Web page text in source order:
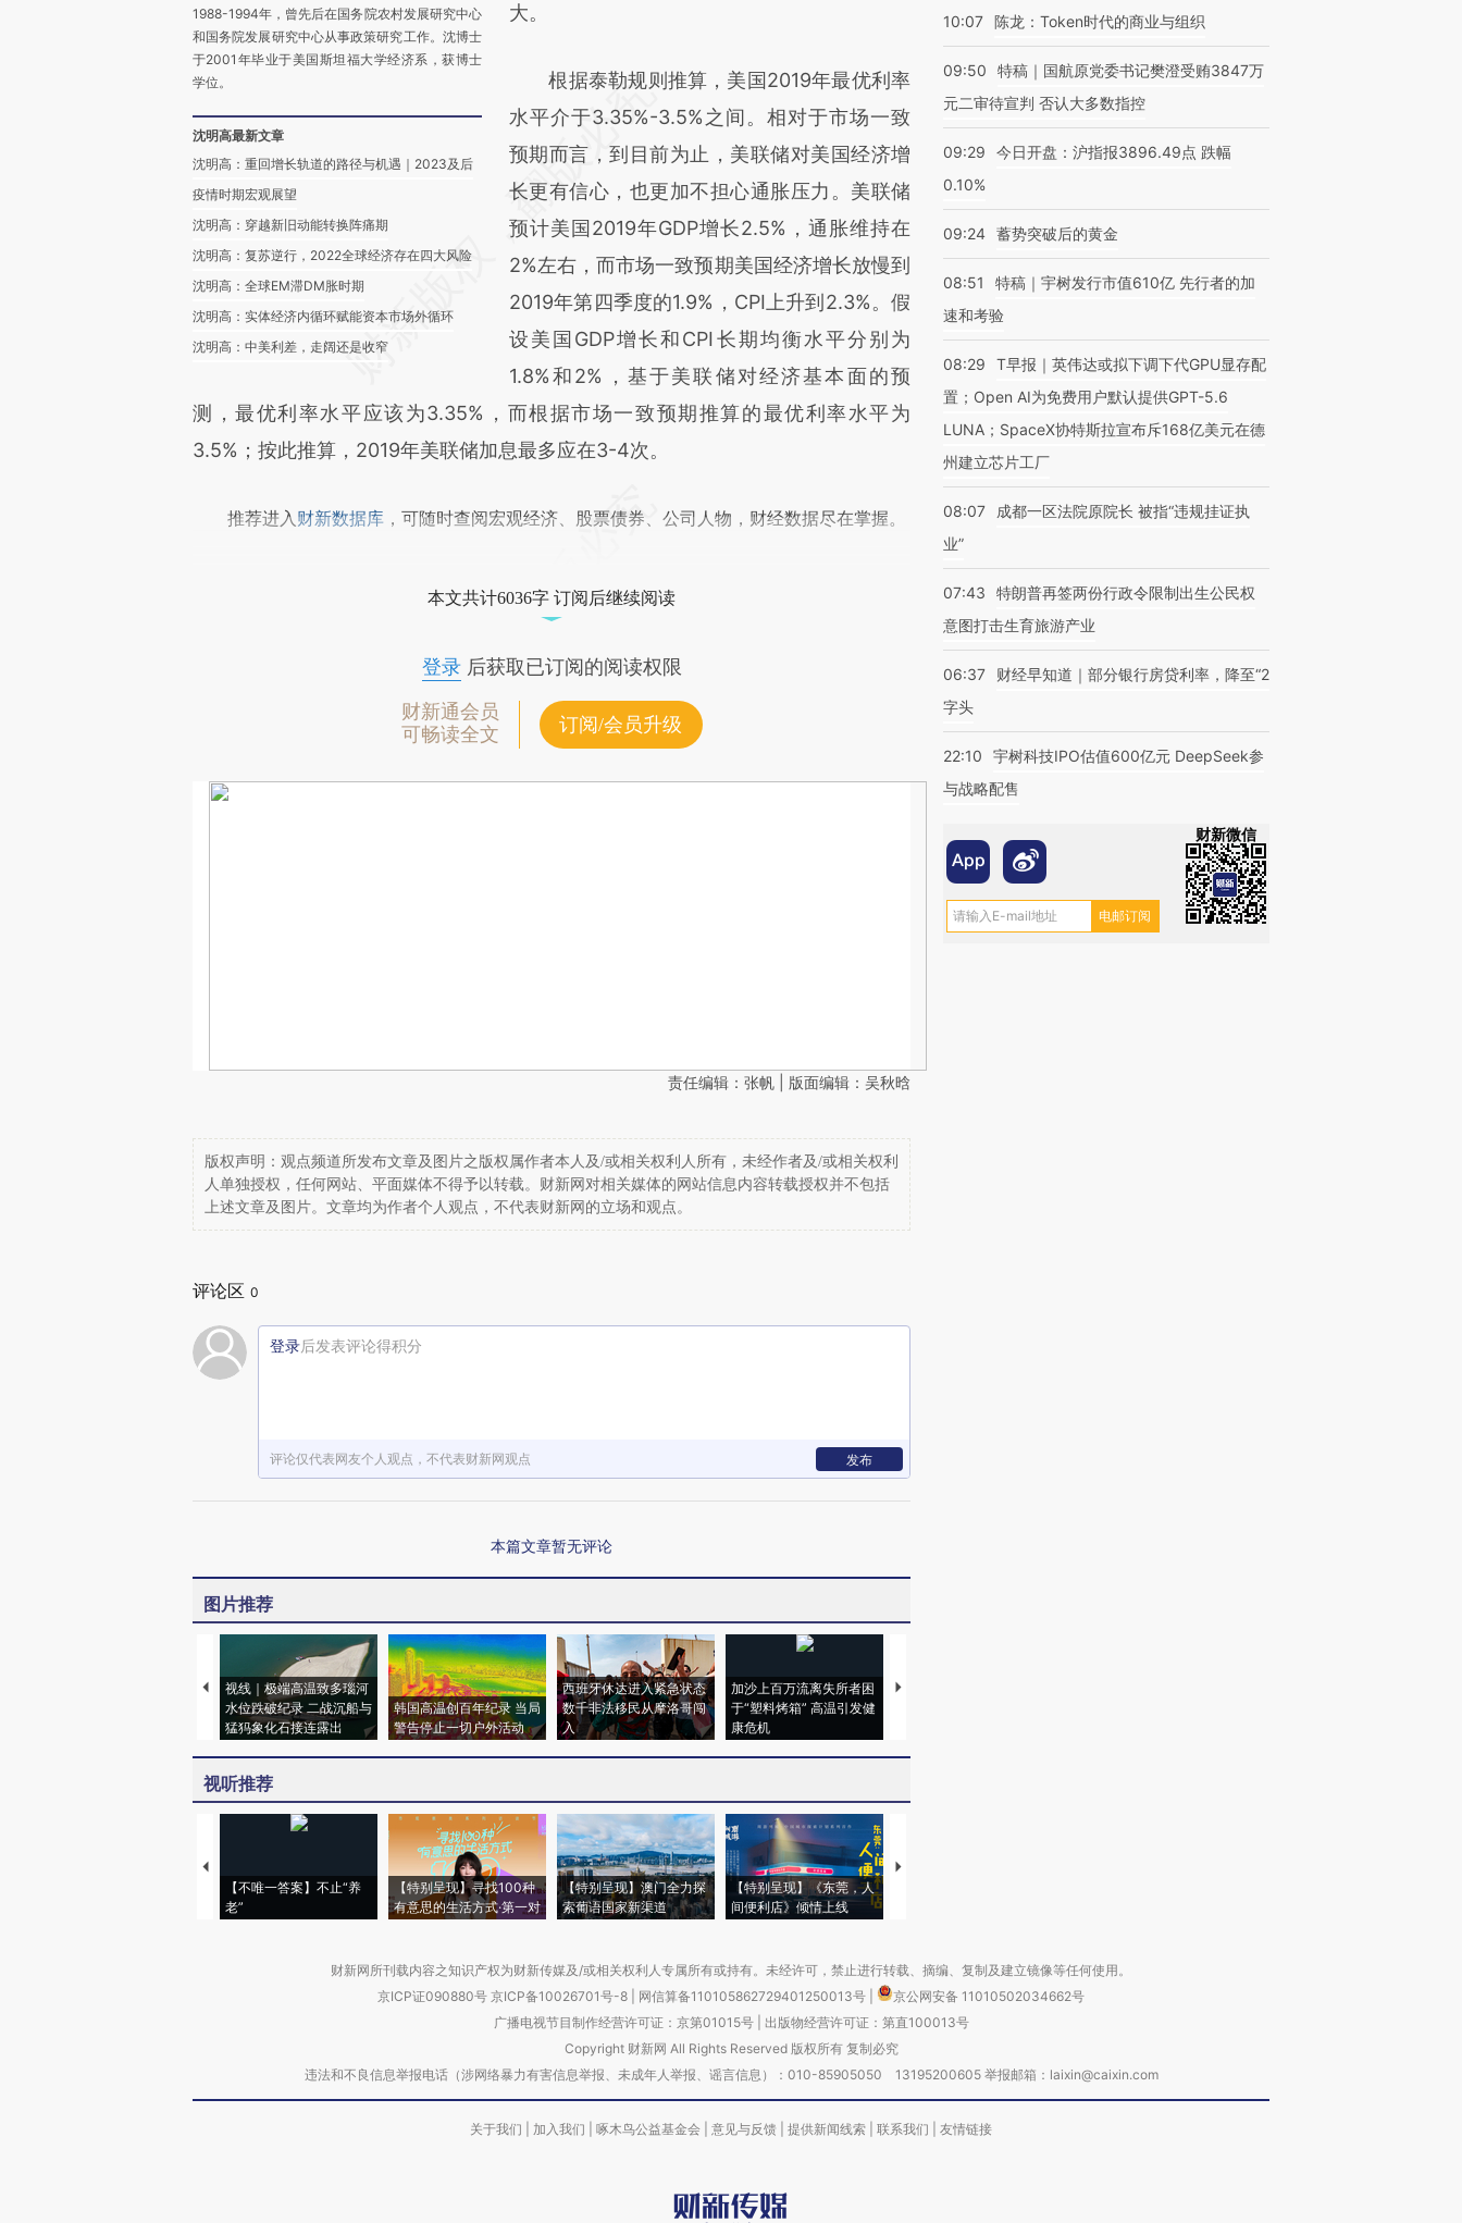
1988-1994年，曾先后在国务院农村发展研究中心
和国务院发展研究中心从事政策研究工作。沈博士
于2001年毕业于美国斯坦福大学经济系，获博士
学位。
沈明高最新文章
沈明高：重回增长轨道的路径与机遇｜2023及后
疫情时期宏观展望
沈明高：穿越新旧动能转换阵痛期
沈明高：复苏逆行，2022全球经济存在四大风险
沈明高：全球EM滞DM胀时期
沈明高：实体经济内循环赋能资本市场外循环
沈明高：中美利差，走阔还是收窄
大。
根据泰勒规则推算，美国2019年最优利率
水平介于3.35%-3.5%之间。相对于市场一致
预期而言，到目前为止，美联储对美国经济增
长更有信心，也更加不担心通胀压力。美联储
预计美国2019年GDP增长2.5%，通胀维持在
2%左右，而市场一致预期美国经济增长放慢到
2019年第四季度的1.9%，CPI上升到2.3%。假
设美国GDP增长和CPI长期均衡水平分别为
1.8%和2%，基于美联储对经济基本面的预
测，最优利率水平应该为3.35%，而根据市场一致预期推算的最优利率水平为
3.5%；按此推算，2019年美联储加息最多应在3-4次。
推荐进入 财新数据库 ，可随时查阅宏观经济、股票债券、公司人物，财经数据尽在掌握。
本文共计6036字 订阅后继续阅读
登录后获取已订阅的阅读权限
财新通会员
可畅读全文
订阅/会员升级
责任编辑：张帆 | 版面编辑：吴秋晗
版权声明：观点频道所发布文章及图片之版权属作者本人及/或相关权利人所有，未经作者及/或相关权利
人单独授权，任何网站、平面媒体不得予以转载。财新网对相关媒体的网站信息内容转载授权并不包括
上述文章及图片。文章均为作者个人观点，不代表财新网的立场和观点。
评论区 0
登录后发表评论得积分
评论仅代表网友个人观点，不代表财新网观点 发布
本篇文章暂无评论
图片推荐
视线｜极端高温致多瑙河
水位跌破纪录 二战沉船与
猛犸象化石接连露出
韩国高温创百年纪录 当局
警告停止一切户外活动
西班牙休达进入紧急状态
数千非法移民从摩洛哥闯
入
加沙上百万流离失所者困
于“塑料烤箱” 高温引发健
康危机
视线｜HYROX的吸金
视听推荐
【不唯一答案】不止“养
老”
【特别呈现】寻找100种
有意思的生活方式·第一对
【特别呈现】澳门全力探
索葡语国家新渠道
【特别呈现】《东莞，人
间便利店》倾情上线
【推广】走进第四届链博
10:07 陈龙：Token时代的商业与组织
09:50
特稿｜国航原党委书记樊澄受贿3847万
元二审待宣判 否认大多数指控
09:29
今日开盘：沪指报3896.49点 跌幅
0.10%
09:24 蓄势突破后的黄金
08:51
特稿｜宇树发行市值610亿 先行者的加
速和考验
08:29
T早报｜英伟达或拟下调下代GPU显存配
置；Open AI为免费用户默认提供GPT-5.6
LUNA；SpaceX协特斯拉宣布斥168亿美元在德
州建立芯片工厂
08:07
成都一区法院原院长 被指“违规挂证执
业”
07:43
特朗普再签两份行政令限制出生公民权
意图打击生育旅游产业
06:37
财经早知道｜部分银行房贷利率，降至“2
字头
22:10
宇树科技IPO估值600亿元 DeepSeek参
与战略配售
财新微信
财新网所刊载内容之知识产权为财新传媒及/或相关权利人专属所有或持有。未经许可，禁止进行转载、摘编、复制及建立镜像等任何使用。
京ICP证090880号 京ICP备10026701号-8 网信算备110105862729401250013号
京公网安备 11010502034662号
广播电视节目制作经营许可证：京第01015号| 出版物经营许可证：第直100013号
Copyright 财新网 All Rights Reserved 版权所有 复制必究
违法和不良信息举报电话（涉网络暴力有害信息举报、未成年人举报、谣言信息）：010-85905050 13195200605 举报邮箱：laixin@caixin.com
关于我们 加入我们 啄木鸟公益基金会 意见与反馈 提供新闻线索 联系我们 友情链接